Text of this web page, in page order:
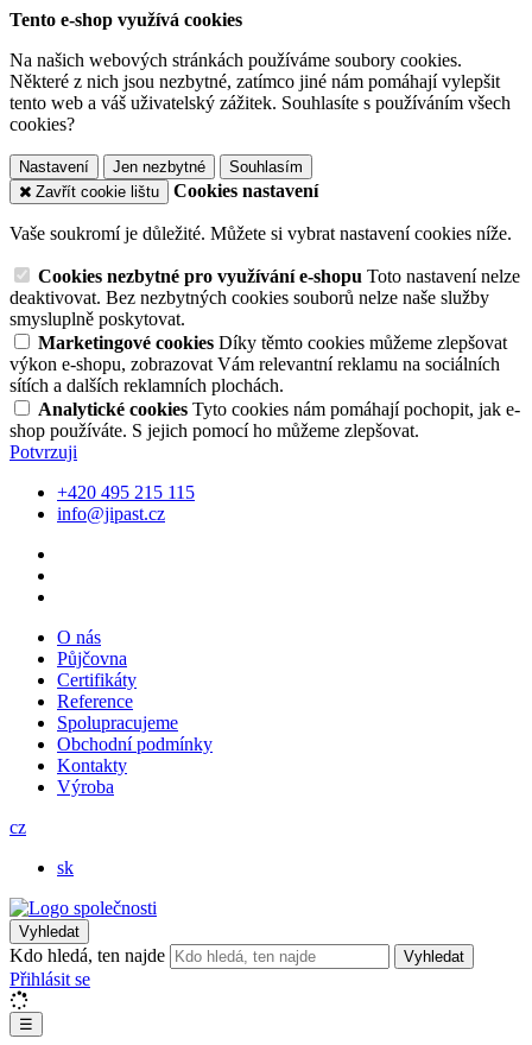
Tento e-shop využívá cookies
Na našich webových stránkách používáme soubory cookies.
Některé z nich jsou nezbytné, zatímco jiné nám pomáhají vylepšit
tento web a váš uživatelský zážitek. Souhlasíte s používáním všech
cookies?
Nastavení Jen nezbytné
Souhlasím
Zavřít cookie lištu
Cookies nastavení
Vaše soukromí je důležité. Můžete si vybrat nastavení cookies níže.
Cookies nezbytné pro využívání e-shopu Toto nastavení nelze
deaktivovat. Bez nezbytných cookies souborů nelze naše služby
smysluplně poskytovat.
Marketingové cookies Díky těmto cookies můžeme zlepšovat
výkon e-shopu, zobrazovat Vám relevantní reklamu na sociálních
sítích a dalších reklamních plochách.
Analytické cookies Tyto cookies nám pomáhají pochopit, jak e-
shop používáte. S jejich pomocí ho můžeme zlepšovat.
Potvrzuji
+420 495 215 115
info@jipast.cz
O nás
Půjčovna
Certifikáty
Reference
Spolupracujeme
Obchodní podmínky
Kontakty
Výroba
cz
sk
Vyhledat
Kdo hledá, ten najde Vyhledat
Přihlásit se
☰